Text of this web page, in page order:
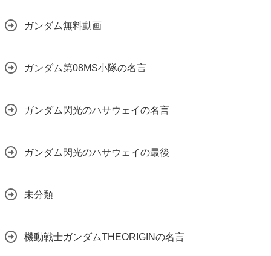
ガンダム無料動画
ガンダム第08MS小隊の名言
ガンダム閃光のハサウェイの名言
ガンダム閃光のハサウェイの最後
未分類
機動戦士ガンダムTHEORIGINの名言